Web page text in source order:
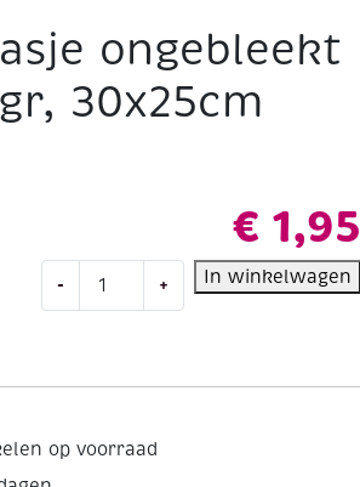
ongebleekt
30x25cm
€ 1,95
- + In winkelwagen
op voorraad